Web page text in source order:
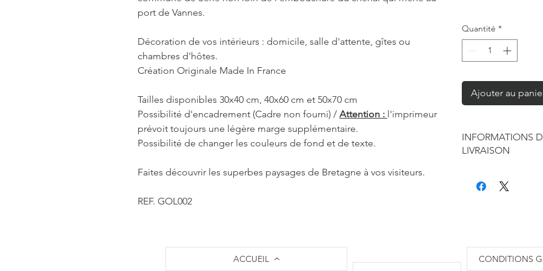
port de Vannes.
Décoration de vos intérieurs : domicile, salle d'attente, gîtes ou
chambres d'hôtes.
Création Originale Made In France
Tailles disponibles 30x40 cm, 40x60 cm et 50x70 cm
Possibilité d'encadrement (Cadre non fourni) / Attention : l'imprimeur
prévoit toujours une légère marge supplémentaire.
Possibilité de changer les couleurs de fond et de texte.
Faites découvrir les superbes paysages de Bretagne à vos visiteurs.
REF. GOL002
Quantité *
Ajouter au
INFORMATIONS
LIVRAISON
seule à sa
Les délais
généralement de 2
ACCUEIL
CONDITIONS